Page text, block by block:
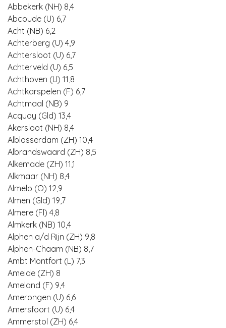
Abbekerk (NH) 8,4
Abcoude (U) 6,7
Acht (NB) 6,2
Achterberg (U) 4,9
Achtersloot (U) 6,7
Achterveld (U) 6,5
Achthoven (U) 11,8
Achtkarspelen (F) 6,7
Achtmaal (NB) 9
Acquoy (Gld) 13,4
Akersloot (NH) 8,4
Alblasserdam (ZH) 10,4
Albrandswaard (ZH) 8,5
Alkemade (ZH) 11,1
Alkmaar (NH) 8,4
Almelo (O) 12,9
Almen (Gld) 19,7
Almere (Fl) 4,8
Almkerk (NB) 10,4
Alphen a/d Rijn (ZH) 9,8
Alphen-Chaam (NB) 8,7
Ambt Montfort (L) 7,3
Ameide (ZH) 8
Ameland (F) 9,4
Amerongen (U) 6,6
Amersfoort (U) 6,4
Ammerstol (ZH) 6,4